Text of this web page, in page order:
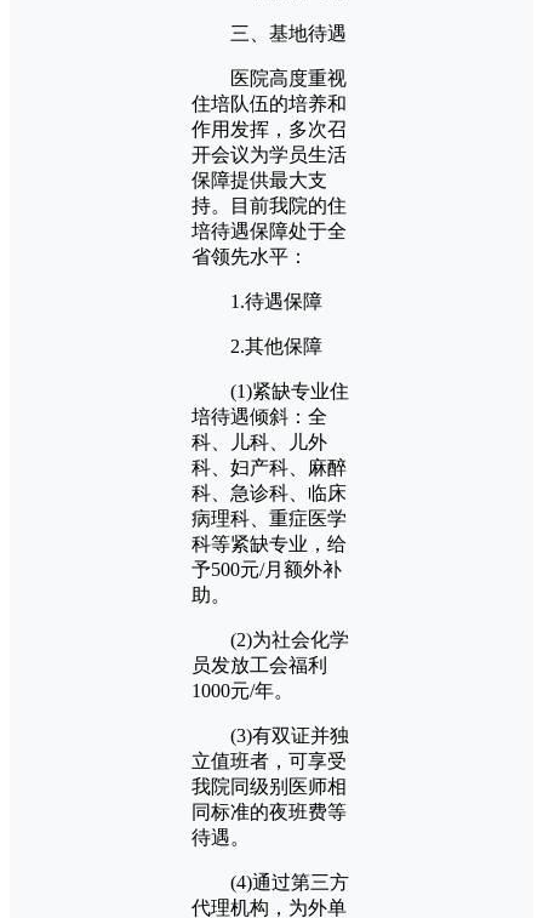
三、基地待遇
医院高度重视
住培队伍的培养和
作用发挥，多次召
开会议为学员生活
保障提供最大支
持。目前我院的住
培待遇保障处于全
省领先水平：
1.待遇保障
2.其他保障
(1)紧缺专业住
培待遇倾斜：全
科、儿科、儿外
科、妇产科、麻醉
科、急诊科、临床
病理科、重症医学
科等紧缺专业，给
予500元/月额外补
助。
(2)为社会化学
员发放工会福利
1000元/年。
(3)有双证并独
立值班者，可享受
我院同级别医师相
同标准的夜班费等
待遇。
(4)通过第三方
代理机构，为外单